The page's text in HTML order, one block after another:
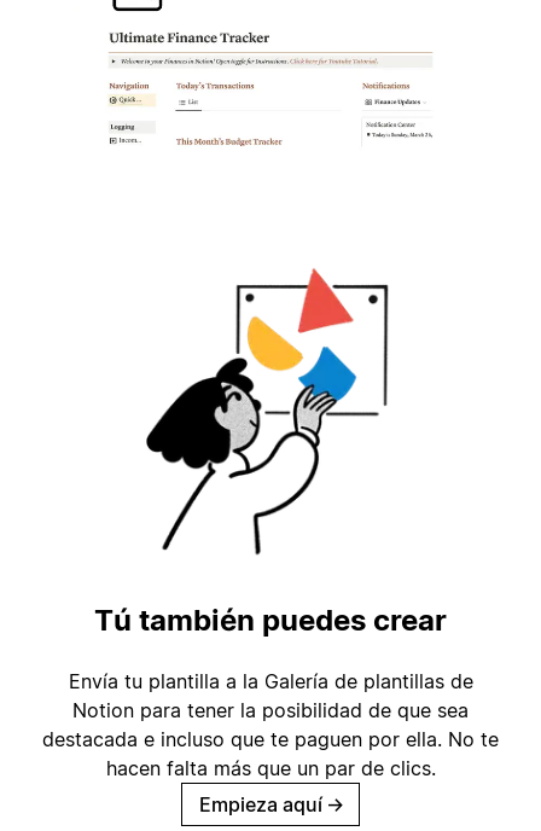
Tú también puedes crear
Envía tu plantilla a la Galería de plantillas de
Notion para tener la posibilidad de que sea
destacada e incluso que te paguen por ella. No te
hacen falta más que un par de clics.
Empieza aquí →